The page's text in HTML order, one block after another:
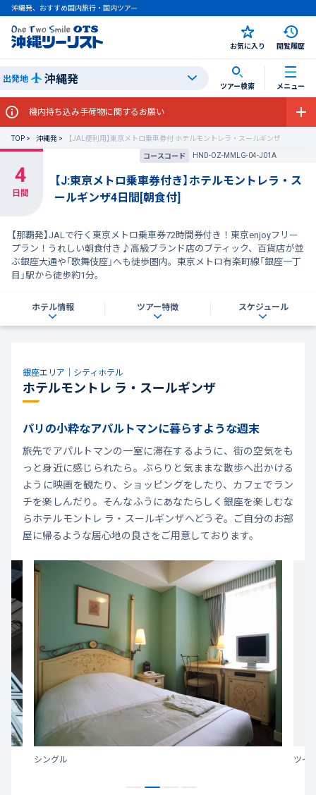
沖縄発、おすすめ国内旅行・国内ツアー
お気に入り 閲覧履歴
出発地 沖縄発 ツアー検索 メニュー
機内持ち込み手荷物に関するお願い
TOP 沖縄発
【JAL便利用】東京メトロ乗車券付 ホテルモントレラ・スールギンザ
コースコード
HND-OZ-MMLG-04-J01A
【J:東京メトロ乗車券付き】ホテルモントレラ・ス
ールギンザ4日間[朝食付]
【那覇発】JALで行く東京メトロ乗車券72時間券付き！東京enjoyフリー
プラン！うれしい朝食付き♪高級ブランド店のブティック、百貨店が並
ぶ銀座大通や「歌舞伎座」へも徒歩圏内。東京メトロ有楽町線「銀座一丁
目」駅から徒歩約1分。
ホテル情報 ツアー特徴 スケジュール
銀座エリア｜シティホテル
ホテルモントレ ラ・スールギンザ
パリの小粋なアパルトマンに暮らすような週末
旅先でアパルトマンの一室に滞在するように、街の空気をも
っと身近に感じられたら。ぶらりと気ままな散歩へ出かける
ように映画を観たり、ショッピングをしたり、カフェでラン
チを楽しんだり。そんなふうにあなたらしく銀座を楽しむな
らホテルモントレ ラ・スールギンザへどうぞ。ご自分のお部
屋に帰るような居心地の良さをご用意しております。
シングル ツイ